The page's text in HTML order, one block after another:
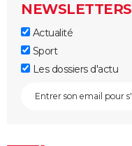
NEWSLETTERS
Actualité
Sport
Les dossiers d'actu